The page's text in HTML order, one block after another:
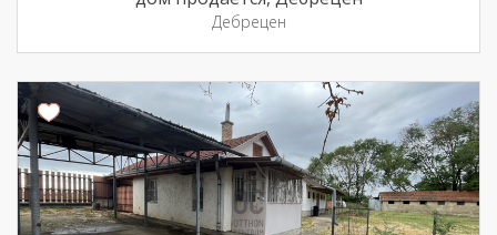
Дебрецен